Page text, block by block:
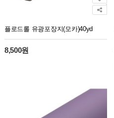
플로드롤 유광포장지(모카)40yd
8,500원